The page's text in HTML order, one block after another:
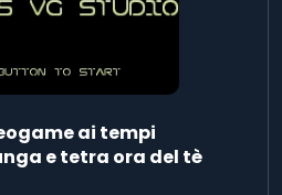
ai tempi
e tetra ora del tè